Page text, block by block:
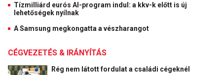
Tízmilliárd eurós AI-program indul: a kkv-k előtt is új
lehetőségek nyílnak
A Samsung megkongatta a vészharangot
CÉGVEZETÉS & IRÁNYÍTÁS
Rég nem látott fordulat a családi cégeknél